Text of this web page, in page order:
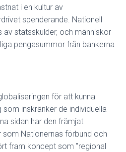
i en kultur av
spenderande. Nationell
statsskulder, och människor
pengasummor från bankerna
för att kunna
inskränker de individuella
sidan har den främjat
Nationernas förbund och
fram koncept som ”regional